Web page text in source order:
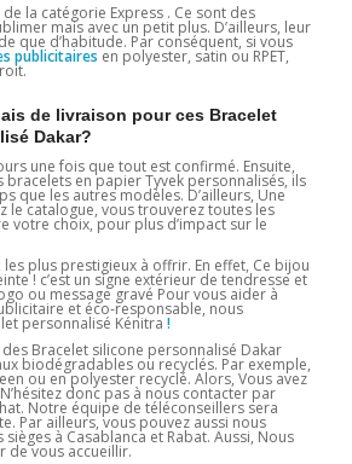
la catégorie Express . Ce sont des
mais avec un petit plus. D’ailleurs, leur
que d’habitude. Par conséquent, si vous
publicitaires en polyester, satin ou RPET,
de livraison pour ces Bracelet
Dakar?
une fois que tout est confirmé. Ensuite,
bracelets en papier Tyvek personnalisés, ils
que les autres modèles. D’ailleurs, Une
le catalogue, vous trouverez toutes les
votre choix, pour plus d’impact sur le
les plus prestigieux à offrir. En effet, Ce bijou
! c’est un signe extérieur de tendresse et
ou message gravé Pour vous aider à
et éco-responsable, nous
personnalisé Kénitra !
Bracelet silicone personnalisé Dakar
biodégradables ou recyclés. Par exemple,
ou en polyester recyclé. Alors, Vous avez
donc pas à nous contacter par
Notre équipe de téléconseillers sera
Par ailleurs, vous pouvez aussi nous
à Casablanca et Rabat. Aussi, Nous
de vous accueillir.